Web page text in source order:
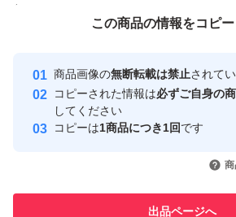
付与しています
安心取引出品者
心・安全な
取引実績
引を完了
での取引実
この商品の情報をコピ
商品画像の無断転載は禁止されて
コピーされた情報は必ずご自身の
してください
コピーは1商品につき1回です
出品ページへ
この商品をみている人にオススメ